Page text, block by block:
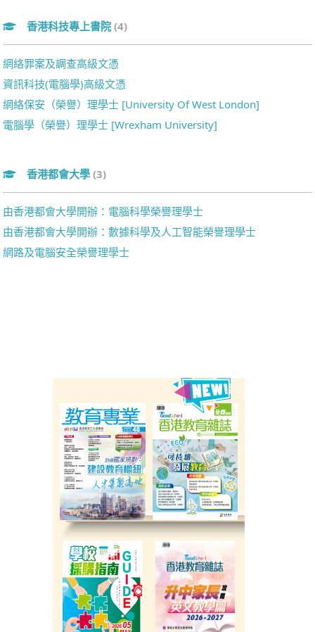
香港科技專上書院 (4)
網絡罪案及調查高級文憑
資訊科技(電腦學)高級文憑
網絡保安（榮譽）理學士 [University Of West London]
電腦學（榮譽）理學士 [Wrexham University]
香港都會大學 (3)
由香港都會大學開辦：電腦科學榮譽理學士
由香港都會大學開辦：數據科學及人工智能榮譽理學士
網路及電腦安全榮譽理學士